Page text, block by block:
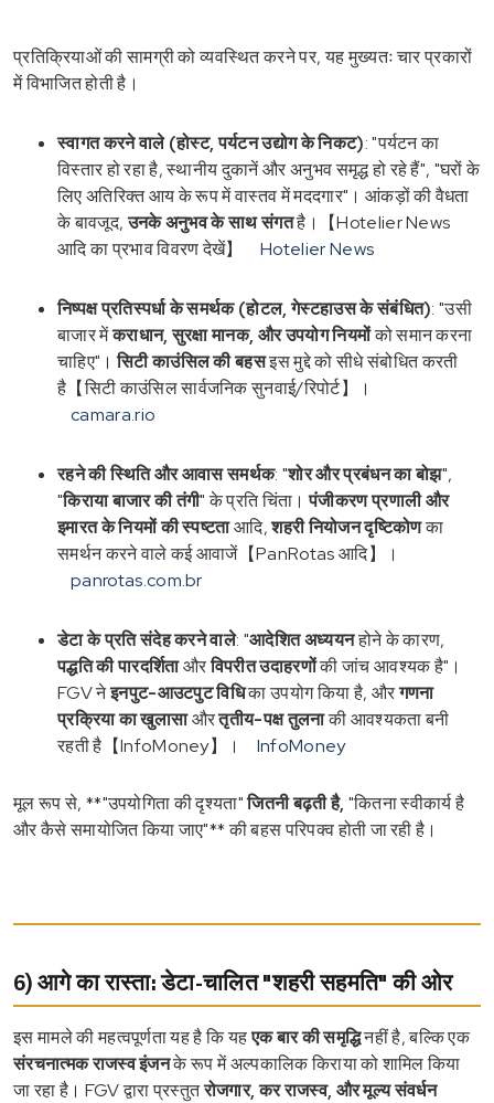
प्रतिक्रियाओं की सामग्री को व्यवस्थित करने पर, यह मुख्यतः चार प्रकारों
में विभाजित होती है।
स्वागत करने वाले (होस्ट, पर्यटन उद्योग के निकट): "पर्यटन का
विस्तार हो रहा है, स्थानीय दुकानें और अनुभव समृद्ध हो रहे हैं", "घरों के
लिए अतिरिक्त आय के रूप में वास्तव में मददगार"। आंकड़ों की वैधता
के बावजूद,उनके अनुभव के साथ संगतहै।【Hotelier News
आदि का प्रभाव विवरण देखें】
Hotelier News
निष्पक्ष प्रतिस्पर्धा के समर्थक (होटल, गेस्टहाउस के संबंधित): "उसी
बाजार मेंकराधान, सुरक्षा मानक, और उपयोग नियमोंको समान करना
चाहिए"।सिटी काउंसिल की बहसइस मुद्दे को सीधे संबोधित करती
है【सिटी काउंसिल सार्वजनिक सुनवाई/रिपोर्ट】।
camara.rio
रहने की स्थिति और आवास समर्थक: "शोर और प्रबंधन का बोझ",
"किराया बाजार की तंगी" के प्रति चिंता।पंजीकरण प्रणाली और
इमारत के नियमों की स्पष्टताआदि,शहरी नियोजन दृष्टिकोणका
समर्थन करने वाले कई आवाजें【PanRotas आदि】।
panrotas.com.br
डेटा के प्रति संदेह करने वाले: "आदेशित अध्ययनहोने के कारण,
पद्धति की पारदर्शिताऔरविपरीत उदाहरणोंकी जांच आवश्यक है"।
FGV नेइनपुट-आउटपुट विधिका उपयोग किया है, औरगणना
प्रक्रिया का खुलासाऔरतृतीय-पक्ष तुलनाकी आवश्यकता बनी
रहती है【InfoMoney】।
InfoMoney
मूल रूप से, **"उपयोगिता की दृश्यता"जितनी बढ़ती है, "कितना स्वीकार्य है
और कैसे समायोजित किया जाए"** की बहस परिपक्व होती जा रही है।
6) आगे का रास्ता: डेटा-चालित "शहरी सहमति" की ओर
इस मामले की महत्वपूर्णता यह है कि यहएक बार की समृद्धिनहीं है, बल्कि एक
संरचनात्मक राजस्व इंजनके रूप में अल्पकालिक किराया को शामिल किया
जा रहा है। FGV द्वारा प्रस्तुतरोजगार, कर राजस्व, और मूल्य संवर्धन